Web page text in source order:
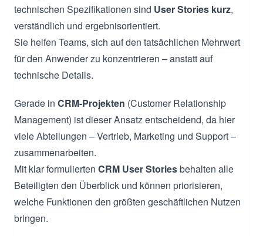
technischen Spezifikationen sind User Stories kurz,
verständlich und ergebnisorientiert.
Sie helfen Teams, sich auf den tatsächlichen Mehrwert
für den Anwender zu konzentrieren – anstatt auf
technische Details.
Gerade in CRM-Projekten (Customer Relationship
Management) ist dieser Ansatz entscheidend, da hier
viele Abteilungen – Vertrieb, Marketing und Support –
zusammenarbeiten.
Mit klar formulierten CRM User Storiesbehalten alle
Beteiligten den Überblick und können priorisieren,
welche Funktionen den größten geschäftlichen Nutzen
bringen.